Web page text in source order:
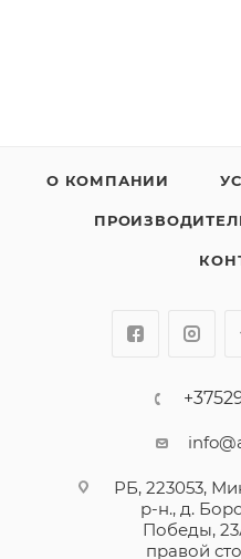
О КОМПАНИИ
РБ, 223053,
р-н., д.
Победы,
правой